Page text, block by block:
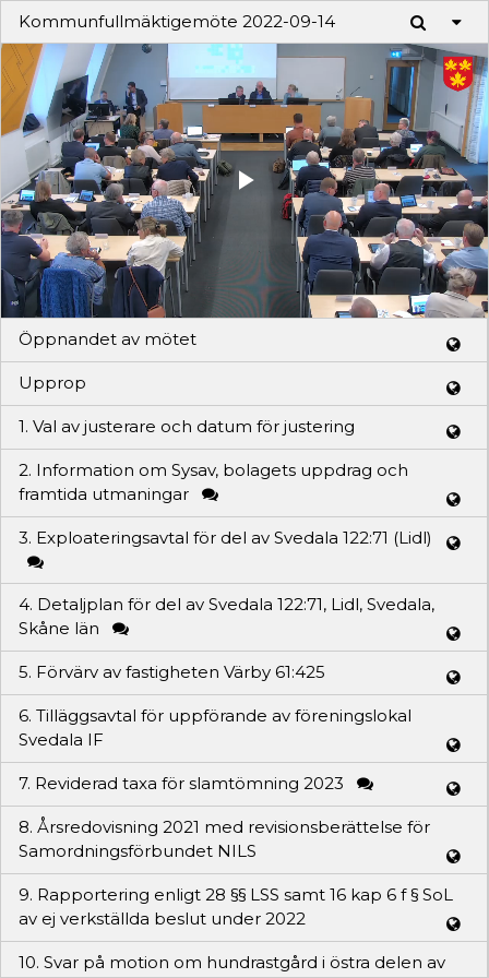
Kommunfullmäktigemöte 2022-09-14
Play
Video
Öppnandet av mötet
Upprop
1. Val av justerare och datum för justering
2. Information om Sysav, bolagets uppdrag och
framtida utmaningar
3. Exploateringsavtal för del av Svedala 122:71 (Lidl)
4. Detaljplan för del av Svedala 122:71, Lidl, Svedala,
Skåne län
5. Förvärv av fastigheten Värby 61:425
6. Tilläggsavtal för uppförande av föreningslokal
Svedala IF
7. Reviderad taxa för slamtömning 2023
8. Årsredovisning 2021 med revisionsberättelse för
Samordningsförbundet NILS
9. Rapportering enligt 28 §§ LSS samt 16 kap 6 f § SoL
av ej verkställda beslut under 2022
10. Svar på motion om hundrastgård i östra delen av